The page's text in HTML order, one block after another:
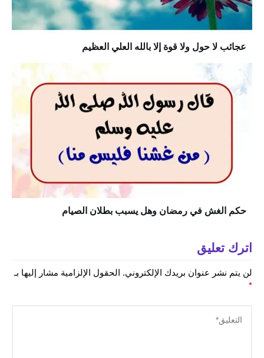
عجائب لا حول ولا قوة إلا بالله العلي العظيم
حكم الغش في رمضان وهل يسبب بطلان الصيام
اترك تعليق
لن يتم نشر عنوان بريدك الإلكتروني. الحقول الإلزامية مشار إليها بـ
*